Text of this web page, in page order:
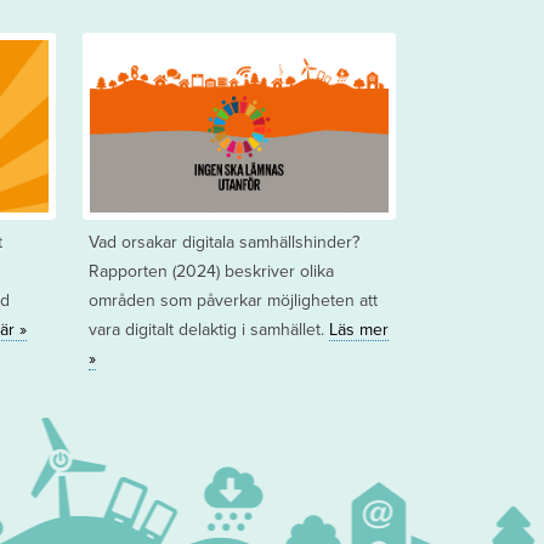
»
Vad orsakar digitala samhällshinder?
Rapporten (2024) beskriver olika
områden som påverkar möjligheten att
vara digitalt delaktig i samhället. Läs mer
»